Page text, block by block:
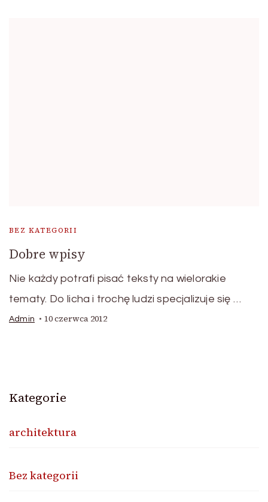
BEZ KATEGORII
Dobre wpisy
Nie każdy potrafi pisać teksty na wielorakie
tematy. Do licha i trochę ludzi specjalizuje się …
Admin 10 czerwca 2012
Kategorie
architektura
Bez kategorii